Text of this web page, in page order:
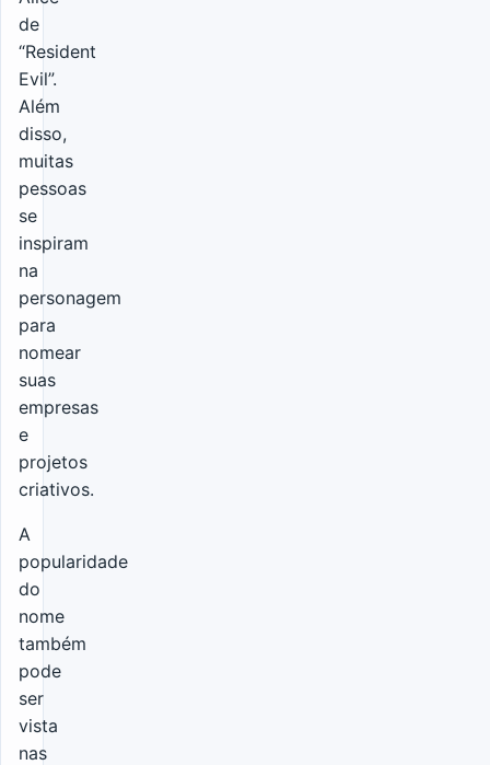
de
“Resident
Evil”.
Além
disso,
muitas
pessoas
se
inspiram
na
personagem
para
nomear
suas
empresas
e
projetos
criativos.
A
popularidade
do
nome
também
pode
ser
vista
nas